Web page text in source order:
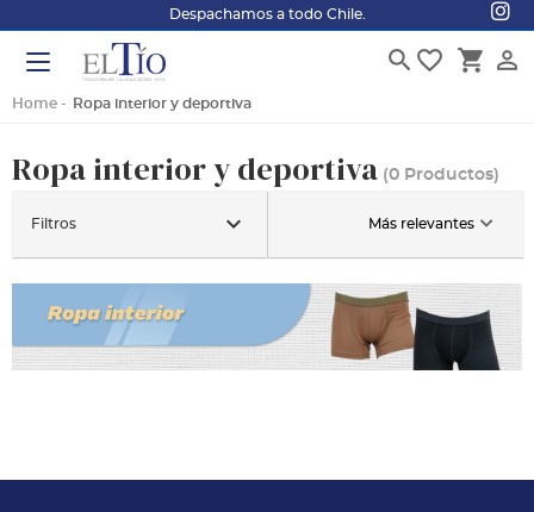
Despachamos a todo Chile.
person_outline
shopping_cart
favorite_border
search
Home Ropa interior y deportiva
Ropa interior y deportiva (0 Productos)
Más relevantes
Filtros keyboard_arrow_down